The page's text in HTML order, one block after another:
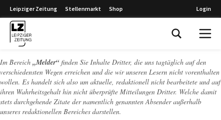
Leipziger Zeitung Stellenmarkt Shop Login
Im Bereich „Melder“ finden Sie Inhalte Dritter, die uns tagtäglich auf den
verschiedensten Wegen erreichen und die wir unseren Lesern nicht vorenthalten
wollen. Es handelt sich also um aktuelle, redaktionell nicht bearbeitete und auf
ihren Wahrheitsgehalt hin nicht überprüfte Mitteilungen Dritter. Welche damit
stets durchgehende Zitate der namentlich genannten Absender außerhalb
unseres redaktionellen Bereiches darstellen.